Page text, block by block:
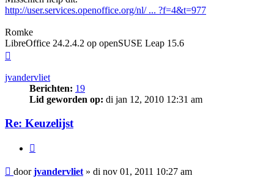
http://user.services.openoffice.org/nl/ ... ?f=4&t=977
Romke
LibreOffice 24.2.4.2 op openSUSE Leap 15.6
jvandervliet
Berichten: 19
Lid geworden op: di jan 12, 2010 12:31 am
Re: Keuzelijst
Bericht
doorjvandervliet » di nov 01, 2011 10:27 am